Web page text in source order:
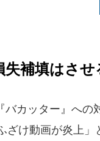
失補填はさ
カッター』への
ざけ動画が炎上」